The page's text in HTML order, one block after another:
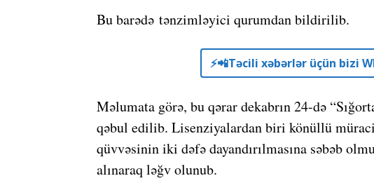
Bu barədə tənzimləyici qurumdan bildirilib.
⚡️📲Təcili xəbərlər üçün bizi
Məlumata görə, bu qərar dekabrın 24-də
qəbul edilib. Lisenziyalardan biri könüllü
qüvvəsinin iki dəfə dayandırılmasına səbəb
alınaraq ləğv olunub.